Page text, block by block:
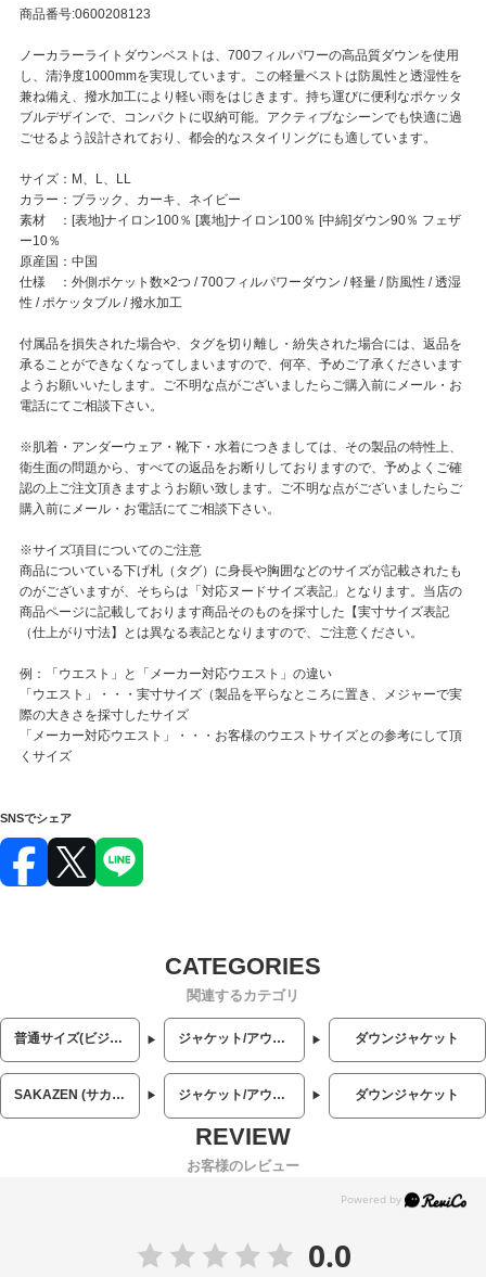
商品番号:0600208123
ノーカラーライトダウンベストは、700フィルパワーの高品質ダウンを使用
し、清浄度1000mmを実現しています。この軽量ベストは防風性と透湿性を
兼ね備え、撥水加工により軽い雨をはじきます。持ち運びに便利なポケッタ
ブルデザインで、コンパクトに収納可能。アクティブなシーンでも快適に過
ごせるよう設計されており、都会的なスタイリングにも適しています。
サイズ：M、L、LL
カラー：ブラック、カーキ、ネイビー
素材 ：[表地]ナイロン100％ [裏地]ナイロン100％ [中綿]ダウン90％ フェザ
ー10％
原産国：中国
仕様 ：外側ポケット数×2つ / 700フィルパワーダウン / 軽量 / 防風性 / 透湿
性 / ポケッタブル / 撥水加工
付属品を損失された場合や、タグを切り離し・紛失された場合には、返品を
承ることができなくなってしまいますので、何卒、予めご了承くださいます
ようお願いいたします。ご不明な点がございましたらご購入前にメール・お
電話にてご相談下さい。
※肌着・アンダーウェア・靴下・水着につきましては、その製品の特性上、
衛生面の問題から、すべての返品をお断りしておりますので、予めよくご確
認の上ご注文頂きますようお願い致します。ご不明な点がございましたらご
購入前にメール・お電話にてご相談下さい。
※サイズ項目についてのご注意
商品についている下げ札（タグ）に身長や胸囲などのサイズが記載されたも
のがございますが、そちらは「対応ヌードサイズ表記」となります。当店の
商品ページに記載しております商品そのものを採寸した【実寸サイズ表記
（仕上がり寸法】とは異なる表記となりますので、ご注意ください。
例：「ウエスト」と「メーカー対応ウエスト」の違い
「ウエスト」・・・実寸サイズ（製品を平らなところに置き、メジャーで実
際の大きさを採寸したサイズ
「メーカー対応ウエスト」・・・お客様のウエストサイズとの参考にして頂
くサイズ
SNSでシェア
関連するカテゴリ
普通サイズ(ビジネス・カジュアル) ジャケット/アウター ダウンジャケット
SAKAZEN (サカゼン) ジャケット/アウター ダウンジャケット
お客様のレビュー
0.0